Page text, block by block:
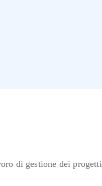
di gestione dei